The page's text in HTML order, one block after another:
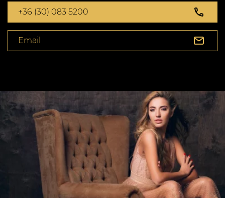
+36 (30) 083 5200
Email